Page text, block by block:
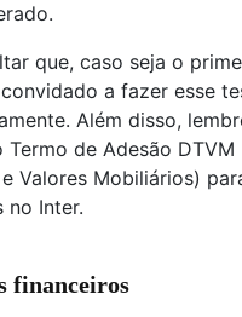
que, caso seja o
a fazer esse
Além disso,
Termo de Adesão
Valores Mobiliários)
no Inter.
financeiros